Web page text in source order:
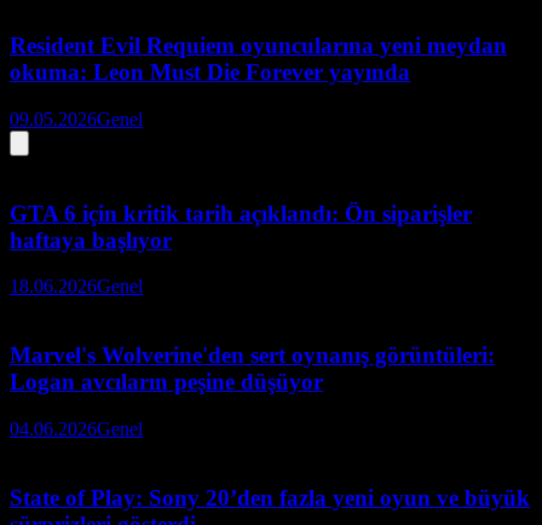
Resident Evil Requiem oyuncularına yeni meydan
okuma: Leon Must Die Forever yayında
09.05.2026Genel
GTA 6 için kritik tarih açıklandı: Ön siparişler
haftaya başlıyor
18.06.2026Genel
Marvel's Wolverine'den sert oynanış görüntüleri:
Logan avcıların peşine düşüyor
04.06.2026Genel
State of Play: Sony 20’den fazla yeni oyun ve büyük